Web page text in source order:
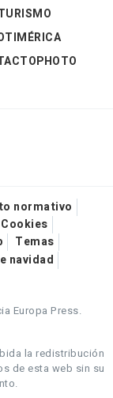
normativo
Temas
navidad
Europa Press.
la redistribución
de esta web sin su